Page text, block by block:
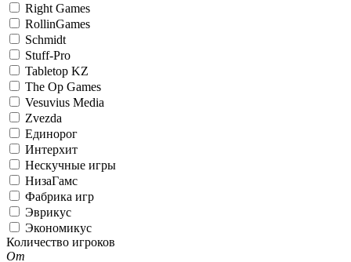
Right Games
RollinGames
Schmidt
Stuff-Pro
Tabletop KZ
The Op Games
Vesuvius Media
Zvezda
Единорог
Интерхит
Нескучные игры
НизаГамс
Фабрика игр
Эврикус
Экономикус
Количество игроков
От